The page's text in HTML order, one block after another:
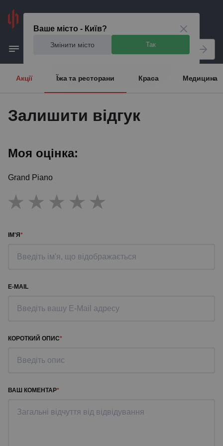
Ваше місто - Київ?
Змінити місто Так
Акції Їжа та ресторани Краса Медицина
Залишити відгук
Моя оцінка:
Grand Piano
ІМ'Я
E-MAIL
КОРОТКИЙ ОПИС
ВАШ КОМЕНТАР